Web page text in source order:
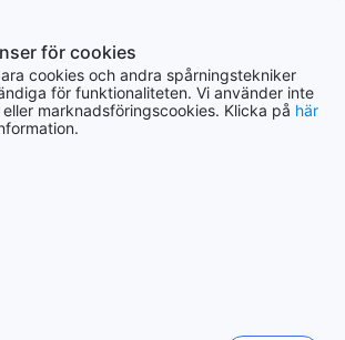
för cookies
cookies och andra spårningstekniker
för funktionaliteten. Vi använder inte
marknadsföringscookies. Klicka på här